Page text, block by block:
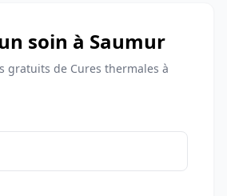
soin à Saumur
gratuits de Cures thermales à